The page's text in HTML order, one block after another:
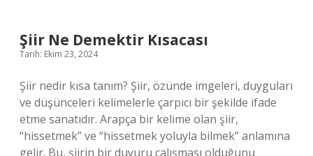
Şiir Ne Demektir Kısacası
Tarih: Ekim 23, 2024
Şiir nedir kısa tanım? Şiir, özünde imgeleri, duyguları
ve düşünceleri kelimelerle çarpıcı bir şekilde ifade
etme sanatıdır. Arapça bir kelime olan şiir,
“hissetmek” ve “hissetmek yoluyla bilmek” anlamına
gelir. Bu, şiirin bir duyuru çalışması olduğunu